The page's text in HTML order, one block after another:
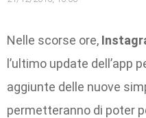
Nelle scorse ore,
l’ultimo update dell’app
aggiunte delle nuove
permetteranno di poter